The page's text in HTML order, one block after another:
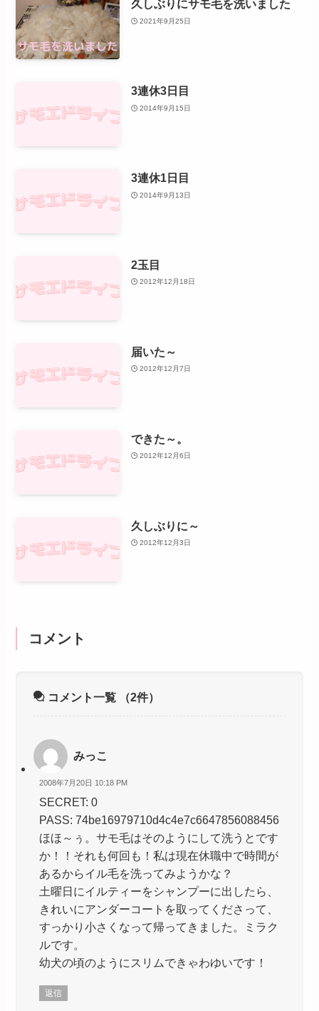
久しぶりにサモ毛を洗いました
2021年9月25日
3連休3日目
2014年9月15日
3連休1日目
2014年9月13日
2玉目
2012年12月18日
届いた～
2012年12月7日
できた～。
2012年12月6日
久しぶりに～
2012年12月3日
コメント
コメント一覧 （2件）
みっこ
2008年7月20日 10:18 PM
SECRET: 0
PASS: 74be16979710d4c4e7c6647856088456
ほほ～ぅ。サモ毛はそのようにして洗うとです
か！！それも何回も！私は現在休職中で時間が
あるからイル毛を洗ってみようかな？
土曜日にイルティーをシャンプーに出したら、
きれいにアンダーコートを取ってくださって、
すっかり小さくなって帰ってきました。ミラク
ルです。
幼犬の頃のようにスリムできゃわゆいです！
返信